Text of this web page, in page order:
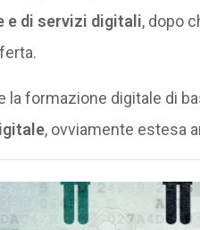
e di servizi digitali, dopo
la formazione digitale di
, ovviamente estesa